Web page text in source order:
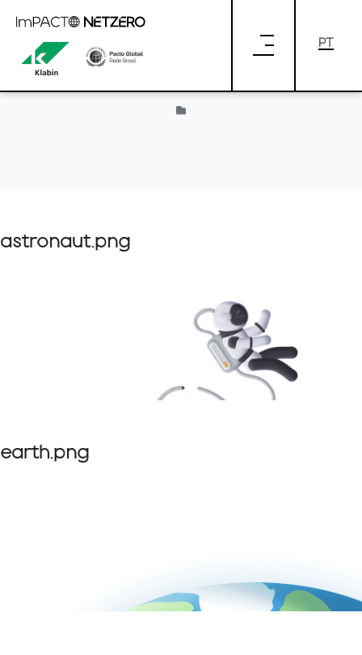
Provided by Liferay
astronaut.png
earth.png